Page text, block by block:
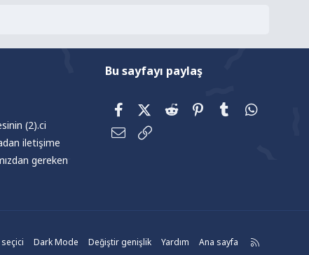
(2).ci
iletişime
gereken
Bu sayfayı paylaş
FacebookX (Twitter)
Reddit Pinterest
Tumblr
E-posta
Dark Mode Değiştir genişlik Yardım Ana sayfa
R